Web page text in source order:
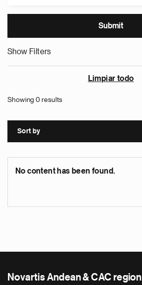
Show Filters
Limpiar todo
Showing 0 results
Sort by
No content has been found.
Novartis Andean & CAC region